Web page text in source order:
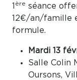
1 ère séance
12€/an/famille
formule.
Mardi 13
Salle Colin
Oursons,